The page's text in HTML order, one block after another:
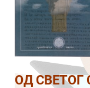
ОД СВЕТОГ